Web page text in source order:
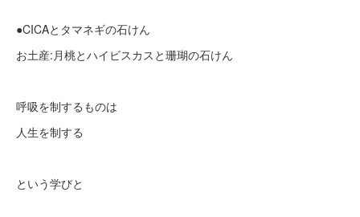
●CICAとタマネギの石けん
お土産:月桃とハイビスカスと珊瑚の石けん
呼吸を制するものは
人生を制する
という学びと